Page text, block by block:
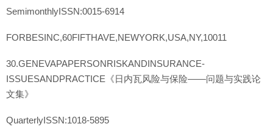
SemimonthlyISSN:0015-6914
FORBESINC,60FIFTHAVE,NEWYORK,USA,NY,10011
30.GENEVAPAPERSONRISKANDINSURANCE-
ISSUESANDPRACTICE《日内瓦风险与保险——问题与实践论
文集》
QuarterlyISSN:1018-5895